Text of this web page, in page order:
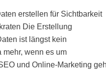
erstellen für Sichtbarkeit
Die Erstellung
ist längst kein
mehr, wenn es um
und Online-Marketing